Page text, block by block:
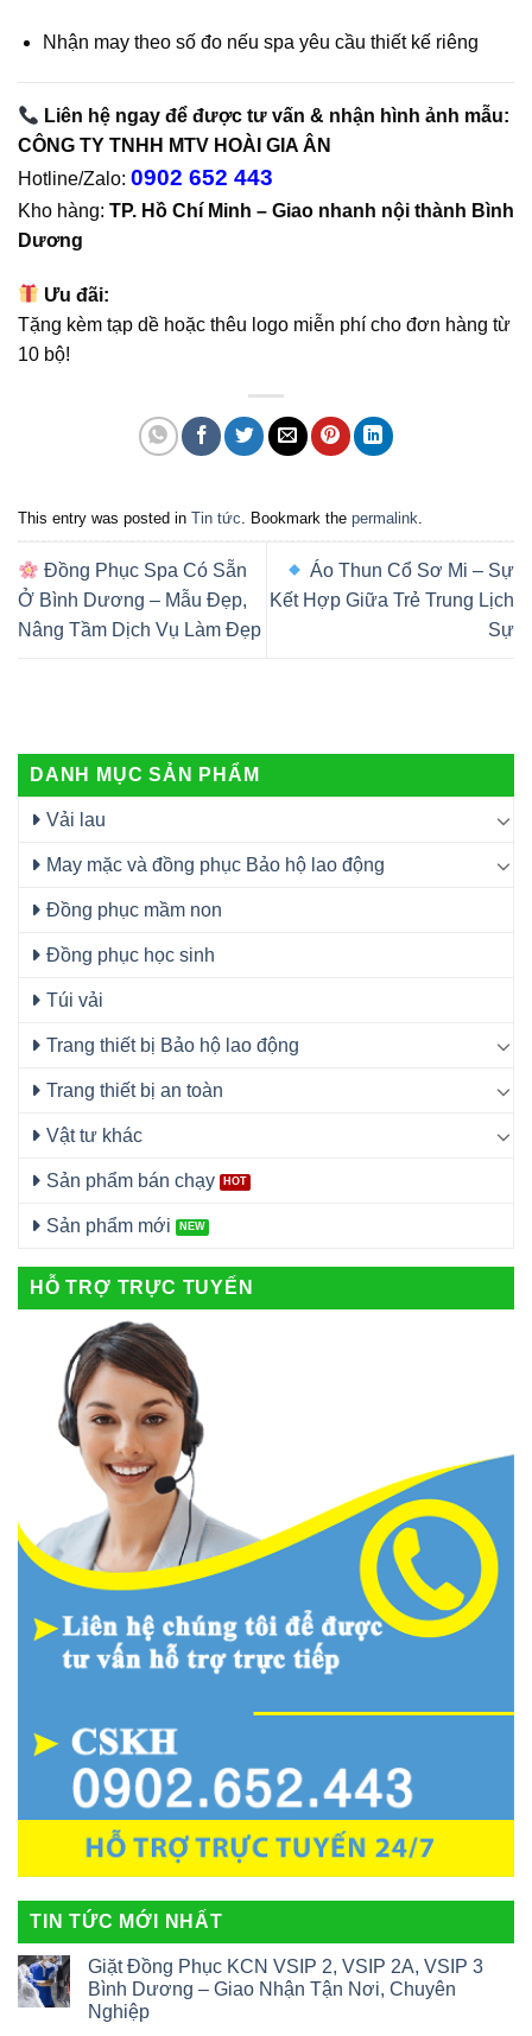
Nhận may theo số đo nếu spa yêu cầu thiết kế riêng
Liên hệ ngay để được tư vấn & nhận hình ảnh mẫu:
CÔNG TY TNHH MTV HOÀI GIA ÂN
Hotline/Zalo: 0902 652 443
Kho hàng: TP. Hồ Chí Minh – Giao nhanh nội thành Bình
Dương
Ưu đãi:
Tặng kèm tạp dề hoặc thêu logo miễn phí cho đơn hàng từ
10 bộ!
This entry was posted in Tin tức. Bookmark the permalink.
Đồng Phục Spa Có Sẵn
Ở Bình Dương – Mẫu Đẹp,
Nâng Tầm Dịch Vụ Làm Đẹp
Áo Thun Cổ Sơ Mi – Sự
Kết Hợp Giữa Trẻ Trung Lịch
Sự
DANH MỤC SẢN PHẨM
Vải lau
May mặc và đồng phục Bảo hộ lao động
Đồng phục mầm non
Đồng phục học sinh
Túi vải
Trang thiết bị Bảo hộ lao động
Trang thiết bị an toàn
Vật tư khác
Sản phẩm bán chạy
Sản phẩm mới
HỖ TRỢ TRỰC TUYẾN
TIN TỨC MỚI NHẤT
Giặt Đồng Phục KCN VSIP 2, VSIP 2A, VSIP 3
Bình Dương – Giao Nhận Tận Nơi, Chuyên
Nghiệp